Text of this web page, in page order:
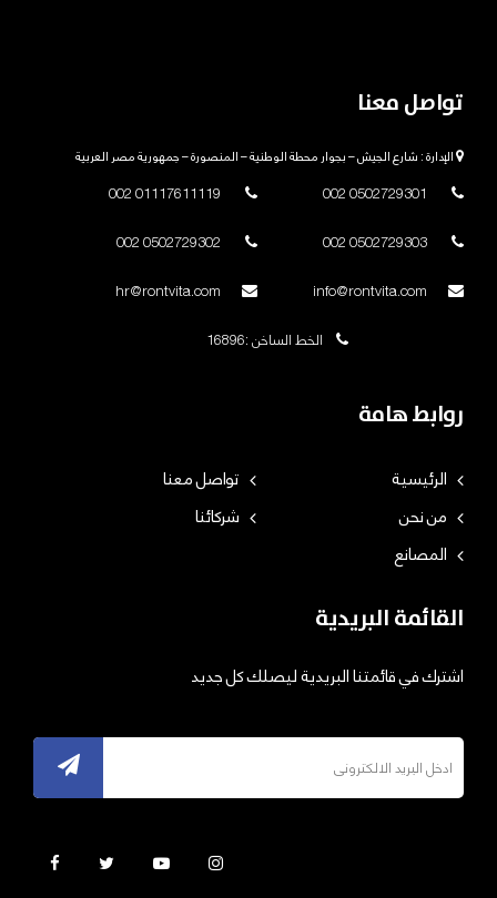
تواصل معنا
الإدارة : شارع الجيش – بجوار محطة الوطنية – المنصورة – جمهورية مصر العربية
الخط الساخن :16896
روابط هامة
الرئيسية
تواصل معنا
من نحن
شركائنا
المصانع
القائمة البريدية
اشترك في قائمتنا البريدية ليصلك كل جديد